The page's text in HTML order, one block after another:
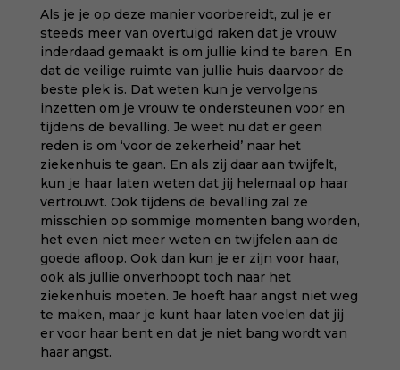
Als je je op deze manier voorbereidt, zul je er
steeds meer van overtuigd raken dat je vrouw
inderdaad gemaakt is om jullie kind te baren. En
dat de veilige ruimte van jullie huis daarvoor de
beste plek is. Dat weten kun je vervolgens
inzetten om je vrouw te ondersteunen voor en
tijdens de bevalling. Je weet nu dat er geen
reden is om ‘voor de zekerheid’ naar het
ziekenhuis te gaan. En als zij daar aan twijfelt,
kun je haar laten weten dat jij helemaal op haar
vertrouwt. Ook tijdens de bevalling zal ze
misschien op sommige momenten bang worden,
het even niet meer weten en twijfelen aan de
goede afloop. Ook dan kun je er zijn voor haar,
ook als jullie onverhoopt toch naar het
ziekenhuis moeten. Je hoeft haar angst niet weg
te maken, maar je kunt haar laten voelen dat jij
er voor haar bent en dat je niet bang wordt van
haar angst.